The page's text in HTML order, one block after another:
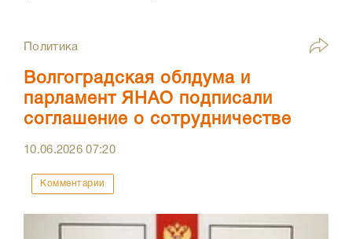
Политика
Волгоградская облдума и
парламент ЯНАО подписали
соглашение о сотрудничестве
10.06.202607:20
Комментарии